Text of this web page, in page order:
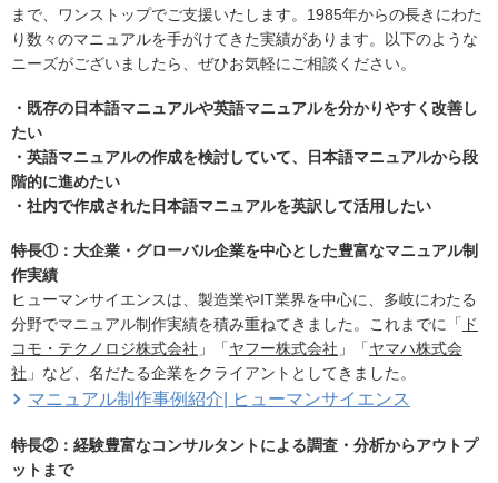
まで、ワンストップでご支援いたします。1985年からの長きにわた
り数々のマニュアルを手がけてきた実績があります。以下のような
ニーズがございましたら、ぜひお気軽にご相談ください。
・既存の日本語マニュアルや英語マニュアルを分かりやすく改善し
たい
・英語マニュアルの作成を検討していて、日本語マニュアルから段
階的に進めたい
・社内で作成された日本語マニュアルを英訳して活用したい
特長①：大企業・グローバル企業を中心とした豊富なマニュアル制
作実績
ヒューマンサイエンスは、製造業やIT業界を中心に、多岐にわたる
分野でマニュアル制作実績を積み重ねてきました。これまでに「 ド
コモ・テクノロジ株式会社 」「ヤフー株式会社 」「ヤマハ株式会
社 」など、名だたる企業をクライアントとしてきました。
マニュアル制作事例紹介| ヒューマンサイエンス
特長②：経験豊富なコンサルタントによる調査・分析からアウトプ
ットまで